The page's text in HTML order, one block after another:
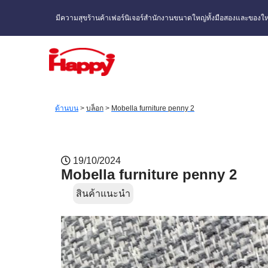
มีความสุขร้านค้าเฟอร์นิเจอร์สำนักงานขนาดใหญ่ทั้งมือสองและของใ
ด้านบน > บล็อก > Mobella furniture penny 2
19/10/2024
Mobella furniture penny 2
สินค้าแนะนำ